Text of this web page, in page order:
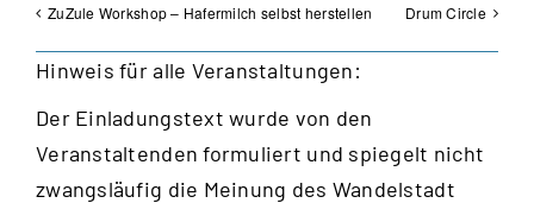
ZuZule Workshop – Hafermilch selbst herstellen Drum Circle
Hinweis für alle Veranstaltungen:
Der Einladungstext wurde von den
Veranstaltenden formuliert und spiegelt nicht
zwangsläufig die Meinung des Wandelstadt